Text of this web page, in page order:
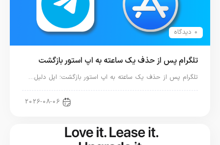
0 دیدگاه
تلگرام پس از حذف یک ساعته به اپ استور بازگشت
تلگرام پس از حذف یک ساعته به اپ استور بازگشت؛ اپل دلیل…
2026-08-06